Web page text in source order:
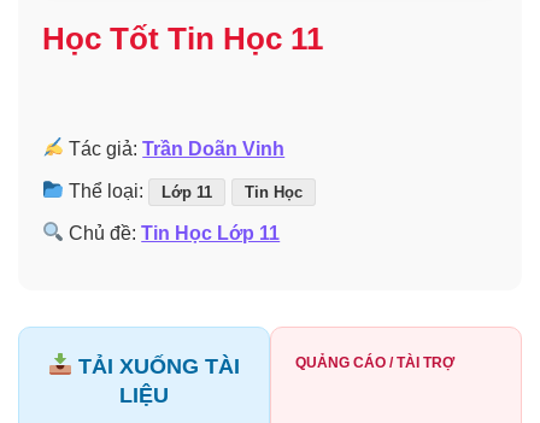
Học Tốt Tin Học 11
Tác giả:Trần Doãn Vinh
Thể loại: Lớp 11 Tin Học
Chủ đề:Tin Học Lớp 11
TẢI XUỐNG TÀI
LIỆU
QUẢNG CÁO / TÀI TRỢ